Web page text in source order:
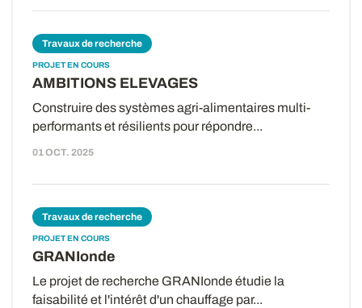
Travaux de recherche
PROJET EN COURS
AMBITIONS ELEVAGES
Construire des systèmes agri-alimentaires multi-
performants et résilients pour répondre...
01 OCT. 2025
Travaux de recherche
PROJET EN COURS
GRANIonde
Le projet de recherche GRANIonde étudie la
faisabilité et l'intérêt d'un chauffage par...